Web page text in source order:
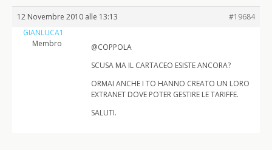
12 Novembre 2010 alle 13:13
#19684
GIANLUCA1
Membro
@COPPOLA
SCUSA MA IL CARTACEO ESISTE ANCORA?
ORMAI ANCHE I TO HANNO CREATO UN LORO
EXTRANET DOVE POTER GESTIRE LE TARIFFE.
SALUTI.